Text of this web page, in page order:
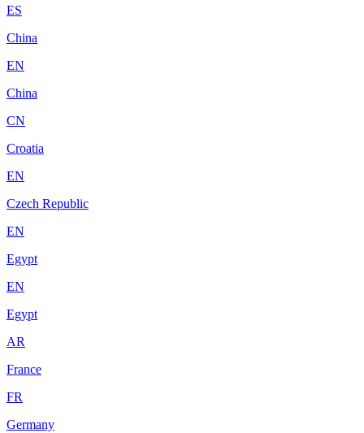
ES
China
EN
China
CN
Croatia
EN
Czech Republic
EN
Egypt
EN
Egypt
AR
France
FR
Germany